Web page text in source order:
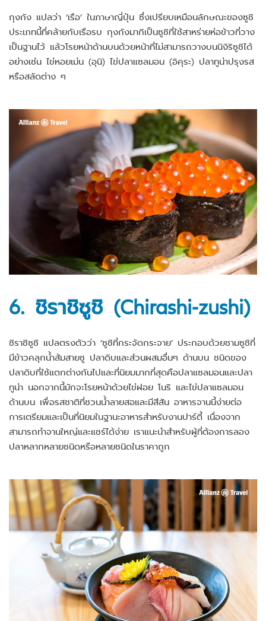
กุงกัง แปลว่า ‘เรือ’ ในภาษาญี่ปุ่น ซึ่งเปรียบเหมือนลักษณะของซูชิ
ประเภทนี้ที่คล้ายกับเรือรบ กุงกังมากิเป็นซูชิที่ใช้สาหร่ายห่อข้าวที่วาง
เป็นฐานไว้ แล้วโรยหน้าด้านบนด้วยหน้าที่ไม่สามารถวางบนนิงิริซูชิได้
อย่างเช่น ไข่หอยเม่น (อุนิ) ไข่ปลาแซลมอน (อิคุระ) ปลาทูน่าปรุงรส
หรือสลัดต่าง ๆ
6. ชิราชิซูชิ (Chirashi-zushi)
ชิราชิซูชิ แปลตรงตัวว่า ‘ซูชิที่กระจัดกระจาย’ ประกอบด้วยชามซูชิที่
มีข้าวคลุกน้ำส้มสายชู ปลาดิบและส่วนผสมอื่นๆ ด้านบน ชนิดของ
ปลาดิบที่ใช้แตกต่างกันไปและที่นิยมมากที่สุดคือปลาแซลมอนและปลา
ทูน่า นอกจากนี้มักจะโรยหน้าด้วยไข่ฝอย โนริ และไข่ปลาแซลมอน
ด้านบน เพื่อรสชาติที่ชวนน้ำลายสอและมีสีสัน อาหารจานนี้ง่ายต่อ
การเตรียมและเป็นที่นิยมในฐานะอาหารสำหรับงานปาร์ตี้ เนื่องจาก
สามารถทำจานใหญ่และแชร์ได้ง่าย เราแนะนำสำหรับผู้ที่ต้องการลอง
ปลาหลากหลายชนิดหรือหลายชนิดในราคาถูก